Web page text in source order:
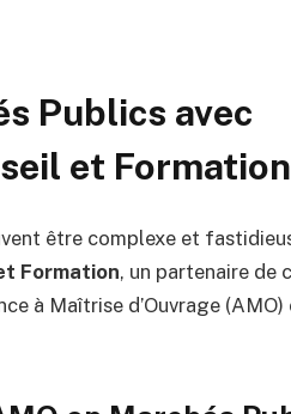
Publics avec
et Formation
être complexe et
Formation, un partenaire de
à Maîtrise d’Ouvrage (AMO)